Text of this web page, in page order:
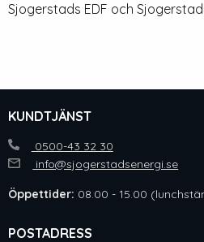
Sjogerstads EDF och
KUNDTJÄNST
0500-43 32 30
info@sjogerstadsenergi.se
Öppettider: 08.00 - 15.00
POSTADRESS